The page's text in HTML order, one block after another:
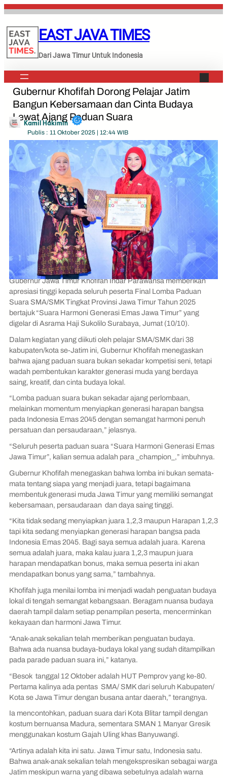
Lewati
konten
EAST JAVA TIMES
Dari Jawa Timur Untuk Indonesia
Gubernur Khofifah Dorong Pelajar Jatim
Bangun Kebersamaan dan Cinta Budaya
Lewat Ajang Paduan Suara
Kamil Hakimin
Publis : 11 Oktober 2025 | 12:44 WIB
Gubernur Jawa Timur Khofifah Indar Parawansa memberikan
apresiasi tinggi kepada seluruh peserta Final Lomba Paduan
Suara SMA/SMK Tingkat Provinsi Jawa Timur Tahun 2025
bertajuk “Suara Harmoni Generasi Emas Jawa Timur” yang
digelar di Asrama Haji Sukolilo Surabaya, Jumat (10/10).
Dalam kegiatan yang diikuti oleh pelajar SMA/SMK dari 38
kabupaten/kota se-Jatim ini, Gubernur Khofifah menegaskan
bahwa ajang paduan suara bukan sekadar kompetisi seni, tetapi
wadah pembentukan karakter generasi muda yang berdaya
saing, kreatif, dan cinta budaya lokal.
“Lomba paduan suara bukan sekadar ajang perlombaan,
melainkan momentum menyiapkan generasi harapan bangsa
pada Indonesia Emas 2045 dengan semangat harmoni penuh
persatuan dan persaudaraan,” jelasnya.
“Seluruh peserta paduan suara “Suara Harmoni Generasi Emas
Jawa Timur”, kalian semua adalah para _champion_,” imbuhnya.
Gubernur Khofifah menegaskan bahwa lomba ini bukan semata-
mata tentang siapa yang menjadi juara, tetapi bagaimana
membentuk generasi muda Jawa Timur yang memiliki semangat
kebersamaan, persaudaraan dan daya saing tinggi.
“Kita tidak sedang menyiapkan juara 1,2,3 maupun Harapan 1,2,3
tapi kita sedang menyiapkan generasi harapan bangsa pada
Indonesia Emas 2045. Bagi saya semua adalah juara. Karena
semua adalah juara, maka kalau juara 1,2,3 maupun juara
harapan mendapatkan bonus, maka semua peserta ini akan
mendapatkan bonus yang sama,” tambahnya.
Khofifah juga menilai lomba ini menjadi wadah penguatan budaya
lokal di tengah semangat kebangsaan. Beragam nuansa budaya
daerah tampil dalam setiap penampilan peserta, mencerminkan
kekayaan dan harmoni Jawa Timur.
“Anak-anak sekalian telah memberikan penguatan budaya.
Bahwa ada nuansa budaya-budaya lokal yang sudah ditampilkan
pada parade paduan suara ini,” katanya.
“Besok tanggal 12 Oktober adalah HUT Pemprov yang ke-80.
Pertama kalinya ada pentas SMA/ SMK dari seluruh Kabupaten/
Kota se Jawa Timur dengan busana antar daerah,” terangnya.
Ia mencontohkan, paduan suara dari Kota Blitar tampil dengan
kostum bernuansa Madura, sementara SMAN 1 Manyar Gresik
menggunakan kostum Gajah Uling khas Banyuwangi.
“Artinya adalah kita ini satu. Jawa Timur satu, Indonesia satu.
Bahwa anak-anak sekalian telah mengekspresikan sebagai warga
Jatim meskipun warna yang dibawa sebetulnya adalah warna